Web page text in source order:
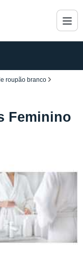
roupão branco
Feminino